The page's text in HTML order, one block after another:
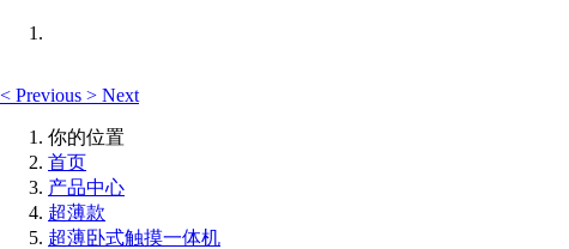
< Previous > Next
你的位置
首页
产品中心
超薄款
超薄卧式触摸一体机